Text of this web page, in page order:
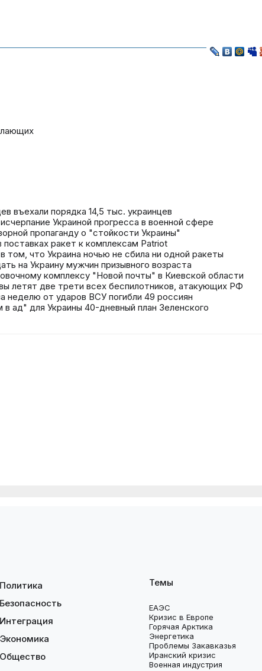
въехали порядка 14,5 тыс. украинцев
Украиной прогресса в военной сфере
пропаганду о "стойкости Украины"
поставках ракет к комплексам Patriot
том, что Украина ночью не сбила ни одной ракеты
на Украину мужчин призывного возраста
комплексу "Новой почты" в Киевской области
летят две трети всех беспилотников, атакующих РФ
неделю от ударов ВСУ погибли 49 россиян
в ад" для Украины 40-дневный план Зеленского
Политика
Безопасность
Интеграция
Экономика
Общество
Темы
ЕАЭС
Кризис в Европе
Горячая Арктика
Энергетика
Проблемы Закавказья
Иранский кризис
Военная индустрия